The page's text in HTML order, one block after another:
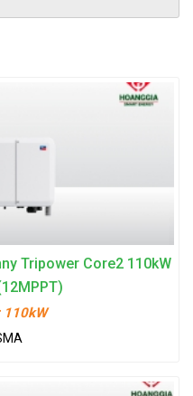
Tripower Core2 110kW
110kW